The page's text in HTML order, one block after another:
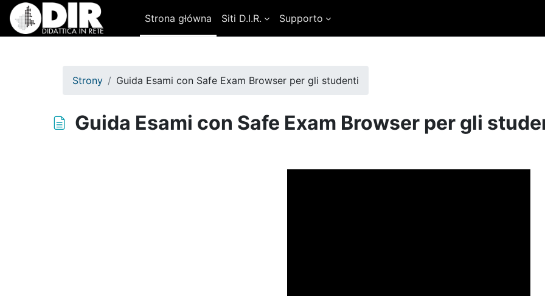
Przejdź do głównej zawartości
Strona główna
Siti D.I.R. Supporto
Strony
Guida Esami con Safe Exam Browser per gli studenti
Guida Esami con Safe Exam Browser per gli